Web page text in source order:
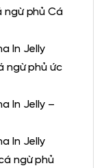
ngừ phủ Cá
In Jelly
ngừ phủ ức
In Jelly –
In Jelly
ngừ phủ